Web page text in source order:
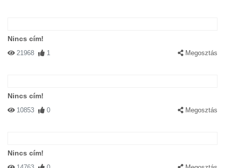
Nincs cím!
21968 1 Megosztás
Nincs cím!
10853 0 Megosztás
Nincs cím!